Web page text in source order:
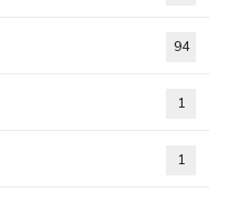
94
1
1